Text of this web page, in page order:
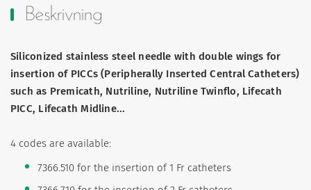
Beskrivning
Siliconized stainless steel needle with double wings for
insertion of PICCs (Peripherally Inserted Central Catheters)
such as Premicath, Nutriline, Nutriline Twinflo, Lifecath
PICC, Lifecath Midline...
4 codes are available:
7366.510 for the insertion of 1 Fr catheters